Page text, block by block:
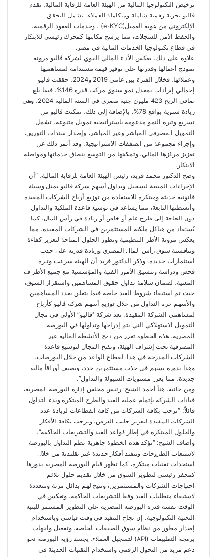
ترخيص التكنولوجيا المالية من الهيئة العامة للرقابة المالية، تقدم
ڤاليو تجربة رقمية شاملة ومتكاملة للعملاء، تشمل التحقق
الإلكتروني من هوية العميل(e-KYC) ، وخدمات العقود الرقمية،
والحفظ الآمن للسجلات، مما يرسخ مكانتها كمحرك رئيسي للابتكار
في قطاع تكنولوجيا الخدمات المالية في مصر.
علاوة على ذلك، يعكس الأداء المالي القوي لشركة ڤاليو مرونة
نموذج أعمالها وقدرتها على توفير قيمة مستدامة لمساهميها
وعملائها. فخلال الفترة بين عامي 2019 و2024، حققت ڤاليو
إجمالي إيرادات بمعدل نمو سنوي مركب قدره 146%، فيما بلغ
صافي الربح 423 مليون جنيه مصري في السنة المالية 2024، وهي
زيادة سنوية بواقع 78%. بالإضافة إلى ذلك، تمكنت ڤاليو من
تسريع وتيرة النمو مدعومة باستراتيجية تمويل متنوعة، تشمل
التمويل المصرفي المباشر وغير المباشر، وإصدار سندات التوريق،
وإجراء مجموعة من الصفقات الاستراتيجية. وقد أثمر ذلك عن
تعزيز مركزها المالي، وتمكينها من التوسع بنطاق خدماتها ومواصلة
الابتكار.
وضح الدكتور محمد فريد، رئيس الهيئة العامة للرقابة المالية، “أن
الإجراءات المتبعة لتسجيل وتداول أسهم شركة ڤاليو تمثل وسيلة
قانونية حديثة ومبتكرة للاستفادة من توزيع أرباح الشركات المقيدة
وأنشطتها التابعة، مما يساعد في توسيع قاعدة الملكية والتداول
دون الحاجة إلى طرح عام أو خاص أو زيادة في رأس المال. كما
يُستفاد من هياكل ملكية المستثمرين في الشركات المقيدة، مما
يعكس مرونة الأطر التنظيمية وتطور الحلول المتاحة لتعزيز كفاءة
وتنافسية سوق رأس المال المصري وزيادة قدرته على جذب
استثمارات جديدة. وذكر الدكتور فريد أن الهيئة سرعت وتيرة
فحص ودراسة وتنسيق الأمور الفنية والمؤسسية مع جميع الأطراف
المعنية، لضمان سلامة تداول حقوق المساهمين واستقرار السوق،
حيث تم استيفاء شروط القيد خاصة فيما يتعلق بعدد المساهمين
والأسهم حرة التداول من خلال توزيع أسهم شركة ڤاليو كأرباح
لمساهمي الشركة المقيدة. تعد شركة “ڤاليو” الأولى في مجال
التمويل الاستهلاكي التي يتم إدراجها وتداولها في البورصة
المصرية. هذه الخطوة تعزز من دمج الأنشطة المالية غير
المصرفية تحت إشراف الهيئة، وتفتح المجال لتوسيع قاعدة
الشركات المدرجة في هذا القطاع الواعد من خلال البورصات.
وهذا بدوره يسهم في جذب مستثمرين جدد، ويضيف أوراقاً مالية
جديدة، مما يعزز مستويات السيولة والتداول”.
ومن جانبه، هنأ أحمد الشيخ، رئيس مجلس إدارة البورصة المصرية،
قيادات الشركة بإتمام عملية القيد والطرح المبتكرة وبدء التداول
قائلاً: “نرحب بكافة الشركات من كافة القطاعات لزيادة عدد
الشركات المقيدة لتعزيز جانب العرض، ونرحب بكافة الأفكار
والحلول المبتكرة في إطار قواعد القيد والتشريعات الحاكمة”.
وأضاف الشيخ: “تؤكد هذه الخطوة جاهزية نظم التداول بالبورصة
لاستيعاب الطروحات وتنفيذ أفكار جديدة غير تقليدية من خلال
استحداث تقنيات مبتكرة، كما تظهر قيام البورصة المصرية بدورها
كمحفز رئيسي لتطوير السوق من خلال تقديم حلول تلائم
احتياجات الشركات والمستثمرين، وتتيح لهم بدائل مرنة ومتعددة
لاستيفاء متطلبات القيد وفقا للتشريعات الحاكمة، وتعكس في
الوقت نفسه قدرة البورصة المصرية على التطوير المستمر للبنية
التحتية التكنولوجية. إن نجاح التنفيذ في وقت قياسي وباستخدام
إصدار مطور من نظام سوق الصفقات الخاصة، وتفعيل واجهات
برمجة التطبيقات (API) لتسجيل العملاء، يجسد رؤية البورصة نحو
دعم مزيد من التحول الرقمي واستخدام التقنيات الحديثة في